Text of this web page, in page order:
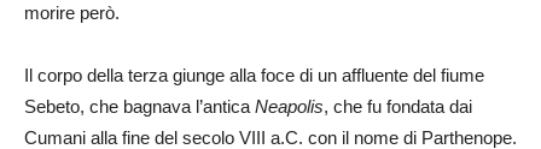
morire però.
Il corpo della terza giunge alla foce di un affluente del fiume
Sebeto, che bagnava l’antica Neapolis, che fu fondata dai
Cumani alla fine del secolo VIII a.C. con il nome di Parthenope.